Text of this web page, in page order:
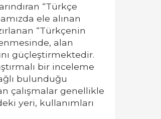
“Türkçe
ele alınan
“Türkçenin
alan
güçleştirmektedir.
bir inceleme
bulunduğu
çalışmalar genellikle
yeri, kullanımları